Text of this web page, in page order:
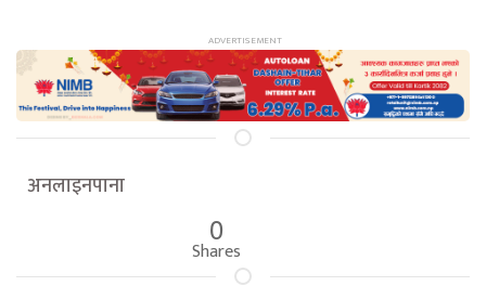
अनलाइनपाना
0
Shares